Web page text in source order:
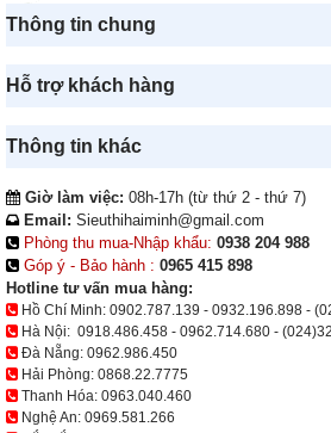
Thông tin chung
Hỗ trợ khách hàng
Thông tin khác
Giờ làm việc: 08h-17h (từ thứ 2 - thứ 7)
Email: Sieuthihaiminh@gmail.com
Phòng thu mua-Nhập khẩu: 0938 204 988
Góp ý - Bảo hành : 0965 415 898
Hotline tư vấn mua hàng:
Hồ Chí Minh: 0902.787.139 - 0932.196.898 -
Hà Nội: 0918.486.458 - 0962.714.680 -
Đà Nẵng: 0962.986.450
Hải Phòng: 0868.22.7775
Thanh Hóa: 0963.040.460
Nghệ An: 0969.581.266